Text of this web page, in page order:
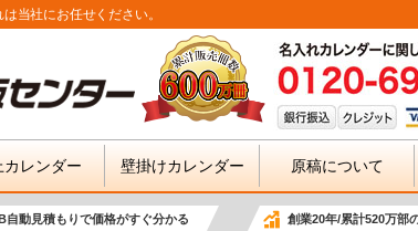
当社にお任せください。
カレンダー 壁掛けカレンダー 原稿について
自動見積もりで価格がすぐ分かる 創業20年/累計520万部